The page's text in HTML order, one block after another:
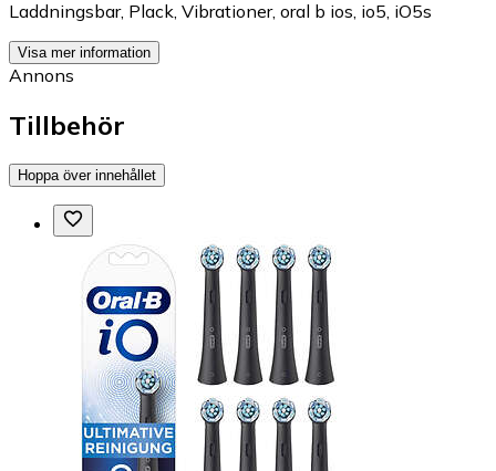
Laddningsbar, Plack Vibrationer, oral b ios io5 iO5s
Visa mer information
Annons
Tillbehör
Hoppa över innehållet